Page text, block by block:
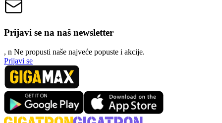
Prijavi se na naš newsletter
, n Ne propusti naše najveće popuste i akcije.
Prijavi se